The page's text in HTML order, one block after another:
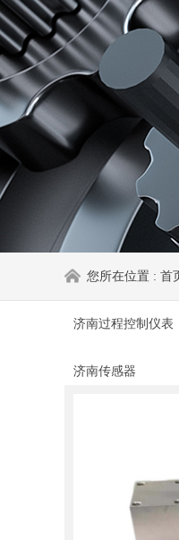
您所在位置 : 首
济南过程控制仪表
济南传感器